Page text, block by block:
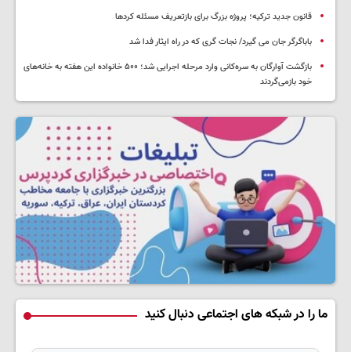
قانون جدید ترکیه؛ پروژه بزرگ‌ برای بازتعریف مسئله کردها
باباگرگر جان می گیرد/ نجات گری که در راه ایثار فدا شد
بازگشت آوارگان به سره‌کانی وارد مرحله اجرایی شد؛ ۵۰۰ خانواده این هفته به خانه‌های
خود بازمی‌گردند
ما را در شبکه های اجتماعی دنبال کنید